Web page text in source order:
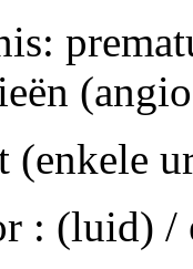
(enkele
: (luid) /